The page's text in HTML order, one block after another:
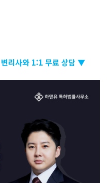
리사와 1:1 무료 상담 ▼